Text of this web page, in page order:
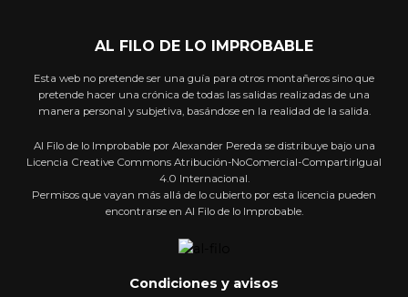
AL FILO DE LO IMPROBABLE
Esta web no pretende ser una guía para otros montañeros sino que
pretende hacer una crónica de todas las salidas realizadas de una
manera personal y subjetiva, basándose en la realidad de la salida.
Al Filo de lo Improbable por Alexander Pereda se distribuye bajo una
Licencia Creative Commons Atribución-NoComercial-CompartirIgual
4.0 Internacional.
Permisos que vayan más allá de lo cubierto por esta licencia pueden
encontrarse en Al Filo de lo Improbable.
Condiciones y avisos